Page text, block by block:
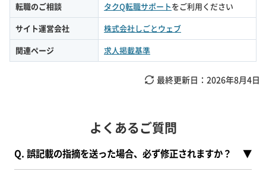
転職のご相談
タクQ転職サポートをご利用ください
サイト運営会社
株式会社しごとウェブ
関連ページ
求人掲載基準
最終更新日： 2026年8月4日
よくあるご質問
Q. 誤記載の指摘を送った場合、必ず修正されますか？ ▼